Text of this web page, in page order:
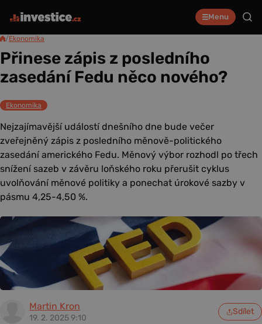
Menu
/Ekonomika
Přinese zápis z posledního
zasedání Fedu něco nového?
Ekonomika
Nejzajímavější událostí dnešního dne bude večer
zveřejněný zápis z posledního měnově-politického
zasedání amerického Fedu. Měnový výbor rozhodl po třech
snížení sazeb v závěru loňského roku přerušit cyklus
uvolňování měnové politiky a ponechat úrokové sazby v
pásmu 4,25-4,50 %.
Martin Kron
19. 2. 2025 9:10
Sdílet